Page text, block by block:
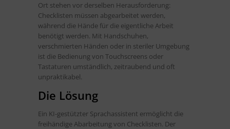
Ort stehen vor derselben Herausforderung:
Checklisten müssen abgearbeitet werden,
während die Hände für die eigentliche Arbeit
benötigt werden. Mit Handschuhen,
verschmierten Händen oder in steriler Umgebung
ist die Bedienung von Touchscreens oder
Tastaturen umständlich, zeitraubend und oft
unpraktikabel.
Die Lösung
Ein KI-gestützter Sprachassistent ermöglicht die
freihändige Abarbeitung von Checklisten. Der